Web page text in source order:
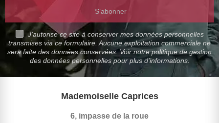
S’abonner
J'autorise ce site à conserver mes données personnelles
transmises via ce formulaire. Aucune exploitation commerciale ne
sera faite des données conservées. Voir notre politique de gestion
des données personnelles pour plus d'informations.
Mademoiselle Caprices
6, impasse de la roue